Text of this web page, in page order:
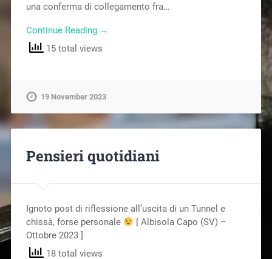
una conferma di collegamento fra…
Continue Reading →
15 total views
19 November 2023
Pensieri quotidiani
Ignoto post di riflessione all’uscita di un Tunnel e
chissà, forse personale
[ Albisola Capo (SV) –
Ottobre 2023 ]
18 total views